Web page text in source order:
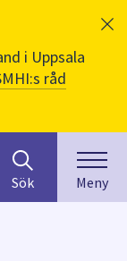
i Uppsala
råd
Sök Meny